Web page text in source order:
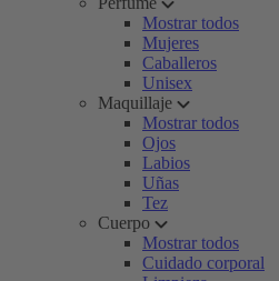
Mostrar todos
Mujeres
Caballeros
Unisex
Maquillaje
Mostrar todos
Ojos
Labios
Uñas
Tez
Cuerpo
Mostrar todos
Cuidado corporal